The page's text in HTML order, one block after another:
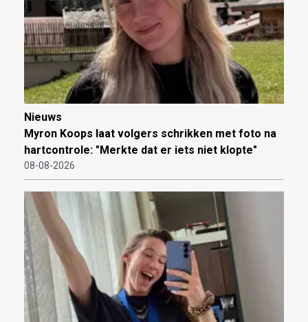
Nieuws
Myron Koops laat volgers schrikken met foto na
hartcontrole: "Merkte dat er iets niet klopte"
08-08-2026